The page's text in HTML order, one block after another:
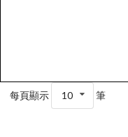
每頁顯示 10 筆